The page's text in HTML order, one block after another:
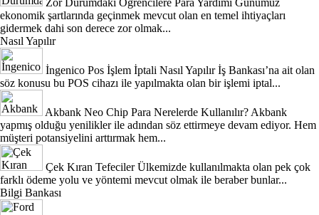
Zor Durumdaki Öğrencilere Para Yardımı Günümüz
ekonomik şartlarında geçinmek mevcut olan en temel ihtiyaçları
gidermek dahi son derece zor olmak...
Nasıl Yapılır
İngenico Pos İşlem İptali Nasıl Yapılır İş Bankası’na ait olan
söz konusu bu POS cihazı ile yapılmakta olan bir işlemi iptal...
Akbank Neo Chip Para Nerelerde Kullanılır? Akbank
yapmış olduğu yenilikler ile adından söz ettirmeye devam ediyor. Hem
müşteri potansiyelini arttırmak hem...
Çek Kıran Tefeciler Ülkemizde kullanılmakta olan pek çok
farklı ödeme yolu ve yöntemi mevcut olmak ile beraber bunlar...
Bilgi Bankası